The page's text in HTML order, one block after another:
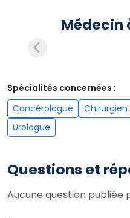
Médecin
Spécialités concernées :
Cancérologue
Chirurgien
Urologue
Questions et
Aucune question publiée